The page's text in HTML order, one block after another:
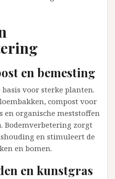
en bemesting
basis voor sterke planten.
compost voor
organische meststoffen
Bodemverbetering zorgt
en stimuleert de
en bomen.
en kunstgras